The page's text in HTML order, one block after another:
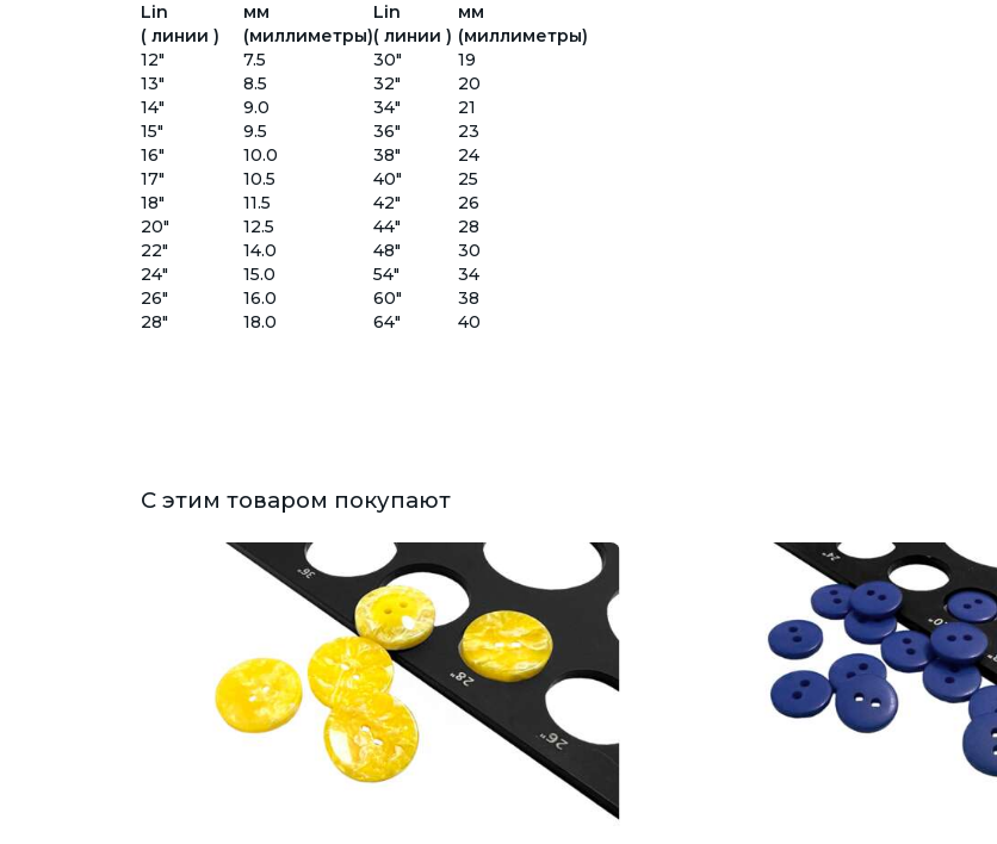
Lin
мм Lin
мм
( линии )
(миллиметры)( линии ) (миллиметры)
12"
7.5 30"
19
13"
8.5 32"
20
14"
9.0 34"
21
15"
9.5 36"
23
16"
10.0 38"
24
17"
10.5 40"
25
18"
11.5 42"
26
20"
12.5 44"
28
22"
14.0 48"
30
24"
15.0 54"
34
26"
16.0 60"
38
28"
18.0 64" 40
С этим товаром покупают